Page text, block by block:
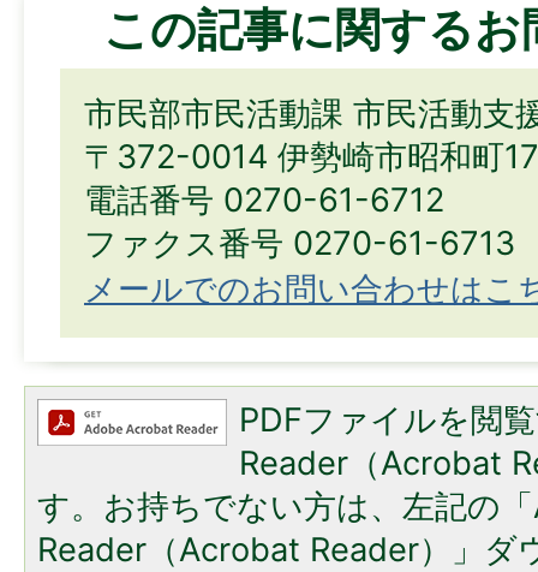
この記事に関する
市民部市民活動課 市民活動支
〒372-0014 伊勢崎市昭和町
電話番号 0270-61-6712
ファクス番号 0270-61-6713
メールでのお問い合わせはこ
PDFファイルを閲
Reader（Acrobat
す。お持ちでない方は、左記の
Reader（Acrobat Reader）」ダ